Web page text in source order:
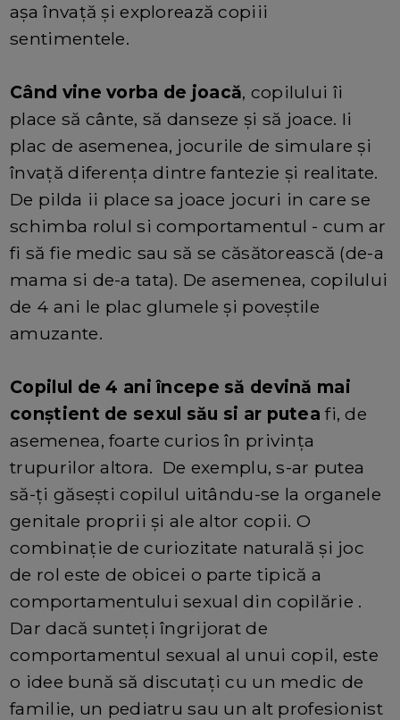
așa învață și explorează copiii
sentimentele.
Când vine vorba de joacă, copilului îi
place să cânte, să danseze și să joace. Ii
plac de asemenea, jocurile de simulare și
învață diferența dintre fantezie și realitate.
De pilda ii place sa joace jocuri in care se
schimba rolul si comportamentul - cum ar
fi să fie medic sau să se căsătorească (de-a
mama si de-a tata). De asemenea, copilului
de 4 ani le plac glumele și poveștile
amuzante.
Copilul de 4 ani începe să devină mai
conștient de sexul său si ar puteafi, de
asemenea, foarte curios în privința
trupurilor altora. De exemplu, s-ar putea
să-ți găsești copilul uitându-se la organele
genitale proprii și ale altor copii. O
combinație de curiozitate naturală și joc
de rol este de obicei o parte tipică a
comportamentului sexual din copilărie .
Dar dacă sunteți îngrijorat de
comportamentul sexual al unui copil, este
o idee bună să discutați cu un medic de
familie, un pediatru sau un alt profesionist